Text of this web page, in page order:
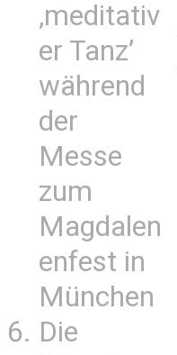
‚meditativ
er Tanz’
während
der
Messe
zum
Magdalen
enfest in
München
Die